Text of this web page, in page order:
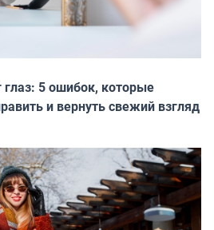
глаз: 5 ошибок, которые
и вернуть свежий взгляд